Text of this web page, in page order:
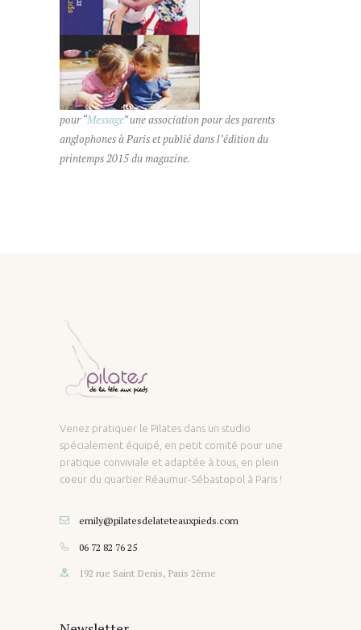
pour “Message” une association pour des parents
anglophones à Paris et publié dans l’édition du
printemps 2015 du magazine.
Venez pratiquer le Pilates dans un studio
spécialement équipé, en petit comité pour une
pratique conviviale et adaptée à tous, en plein
coeur du quartier Réaumur-Sébastopol à Paris !
emily@pilatesdelateteauxpieds.com
06 72 82 76 25
192 rue Saint Denis, Paris 2ème